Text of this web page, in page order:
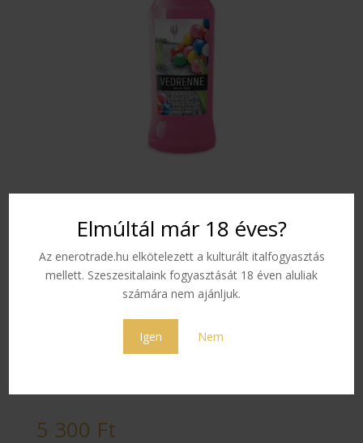
Elmúltál már 18 éves?
Az enerotrade.hu elkötelezett a kulturált italfogyasztás
mellett. Szeszesitalaink fogyasztását 18 éven aluliak
számára nem ajánljuk.
Igen Nem
Szirup 0,7 L
Fedezd fel újra gyermekkorod rágóját és ínyenc ízeit a
Vedrenne Rágógumi Szirupnak köszönhetően.
rágógumi illata a gyermekkorodból
5 300 Ft